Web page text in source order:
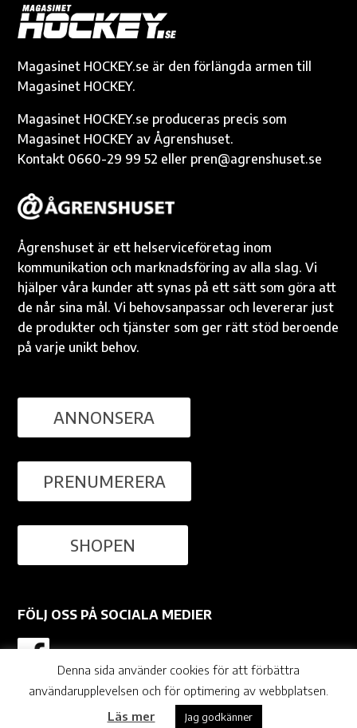
o
o
k
g
er
r
n
k p
Magasinet HOCKEY.se är den förlängda armen till
Magasinet HOCKEY.
Magasinet HOCKEY.se produceras precis som
Magasinet HOCKEY av Ågrenshuset.
Kontakt 0660-29 99 52 eller pren@agrenshuset.se
Ågrenshuset är ett helserviceföretag inom
kommunikation och marknadsföring av alla slag. Vi
hjälper våra kunder att synas på ett sätt som göra att
de når sina mål. Vi behovsanpassar och levererar just
de produkter och tjänster som ger rätt stöd beroende
på varje unikt behov.
ANNONSERA
PRENUMERERA
SHOPEN
FÖLJ OSS PÅ SOCIALA MEDIER
© Ågrenshuset |agrenshuset.se
Denna sida använder cookies för att förbättra
användarupplevelsen och för optimering av webbplatsen.
Läs mer
Jag godkänner